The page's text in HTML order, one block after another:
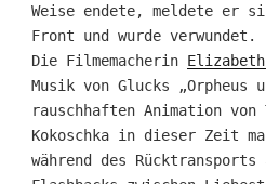
Weise endete, meldete
Front und wurde verwundet.
Die Filmemacherin Elizabeth
Musik von Glucks
rauschhaften Animation
Kokoschka in dieser Zeit
während des Rücktransports